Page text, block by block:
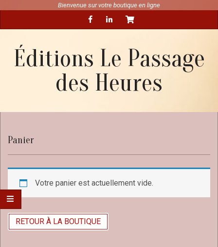
content
Bienvenue sur votre boutique en ligne
Navigation
Éditions Le Passage
des Heures
Panier
Votre panier est actuellement vide.
RETOUR À LA BOUTIQUE